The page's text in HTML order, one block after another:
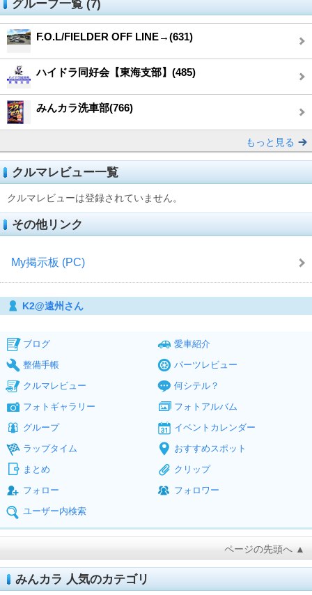
グループ一覧 (7)
F.O.L/FIELDER OFF LINE→(631)
ハイドラ同好会【東海支部】(485)
みんカラ洗車部(766)
もっと見る
クルマレビュー一覧
クルマレビューは登録されていません。
その他リンク
My掲示板 (PC)
K2@遠州さん
ブログ
愛車紹介
整備手帳
パーツレビュー
クルマレビュー
何シテル？
フォトギャラリー
フォトアルバム
グループ
イベントカレンダー
ラップタイム
おすすめスポット
まとめ
クリップ
フォロー
フォロワー
ユーザー内検索
ページの先頭へ ▲
みんカラ 人気のカテゴリ